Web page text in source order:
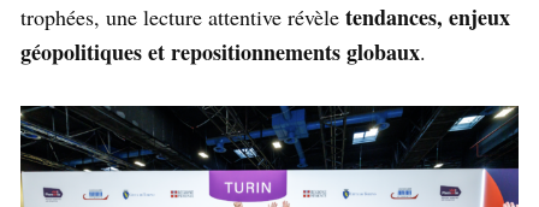
trophées, une lecture attentive révèle tendances, enjeux
géopolitiques et repositionnements globaux.